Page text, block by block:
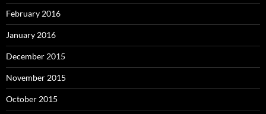
February 2016
January 2016
December 2015
November 2015
October 2015